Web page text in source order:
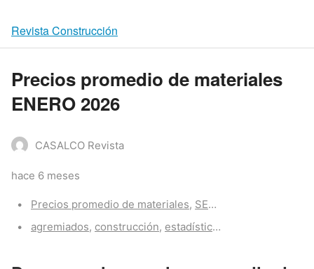
Revista Construcción
Precios promedio de materiales
ENERO 2026
CASALCO Revista
hace 6 meses
Categories:
Precios promedio de materiales, SECTOR CONSTRUCCIÓN
Tags:
agremiados, construcción, estadísticas